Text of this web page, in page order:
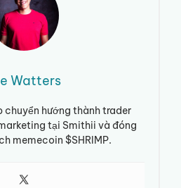
Watters
chuyển hướng thành trader
tại Smithii và đóng
memecoin $SHRIMP.